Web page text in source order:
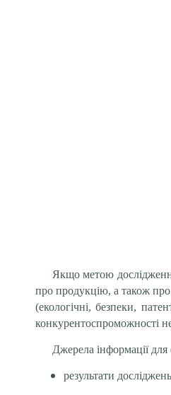
Якщо метою
про продукцію, а також про
(екологічні, безпеки,
конкурентоспроможності
Джерела інформації
результати